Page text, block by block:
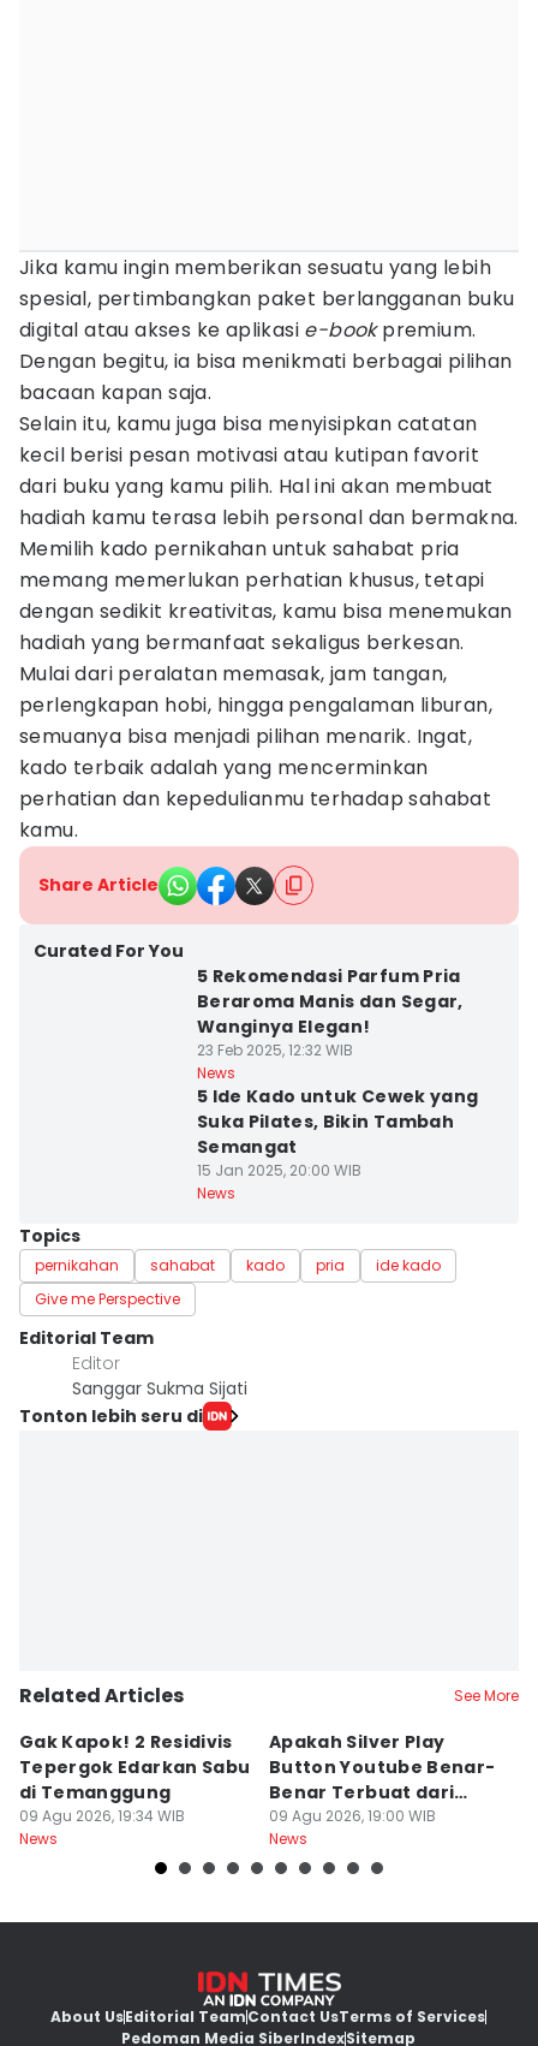
Jika kamu ingin memberikan sesuatu yang lebih
spesial, pertimbangkan paket berlangganan buku
digital atau akses ke aplikasi e-bookpremium.
Dengan begitu, ia bisa menikmati berbagai pilihan
bacaan kapan saja.
Selain itu, kamu juga bisa menyisipkan catatan
kecil berisi pesan motivasi atau kutipan favorit
dari buku yang kamu pilih. Hal ini akan membuat
hadiah kamu terasa lebih personal dan bermakna.
Memilih kado pernikahan untuk sahabat pria
memang memerlukan perhatian khusus, tetapi
dengan sedikit kreativitas, kamu bisa menemukan
hadiah yang bermanfaat sekaligus berkesan.
Mulai dari peralatan memasak, jam tangan,
perlengkapan hobi, hingga pengalaman liburan,
semuanya bisa menjadi pilihan menarik. Ingat,
kado terbaik adalah yang mencerminkan
perhatian dan kepedulianmu terhadap sahabat
kamu.
Share Article
Curated For You
5 Rekomendasi Parfum Pria
Beraroma Manis dan Segar,
Wanginya Elegan!
23 Feb 2025, 12:32 WIB
News
5 Ide Kado untuk Cewek yang
Suka Pilates, Bikin Tambah
Semangat
15 Jan 2025, 20:00 WIB
News
Topics
pernikahan sahabat kado pria
ide kado
Give me Perspective
Editorial Team
Editor
Sanggar Sukma Sijati
Tonton lebih seru di
Related Articles See More
Gak Kapok! 2 Residivis
Tepergok Edarkan Sabu
di Temanggung
09 Agu 2026, 19:34 WIB
News
Apakah Silver Play
Button Youtube Benar-
Benar Terbuat dari
Perak Murni? Ini
Faktanya
09 Agu 2026, 19:00 WIB
News
About UsEditorial TeamContact UsTerms of Services
Pedoman Media SiberIndexSitemap